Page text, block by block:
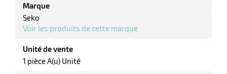
Marque
Seko
Voir les produits de cette marque
Unité de vente
1 pièce A(u) Unité